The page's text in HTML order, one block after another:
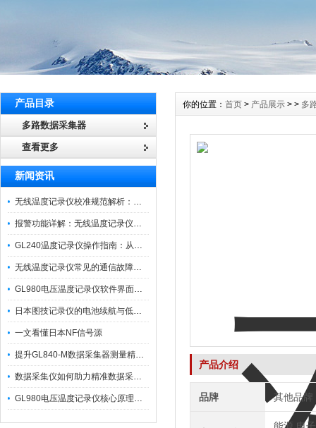
产品目录
多路数据采集器
查看更多
新闻资讯
无线温度记录仪校准规范解析：从多点比对到不确定度评定的实操流程
报警功能详解：无线温度记录仪的阈值设定与通知机制
GL240温度记录仪操作指南：从开箱、接线到数据导出的标准化流程
无线温度记录仪常见的通信故障诊断与排除指南
GL980电压温度记录仪软件界面功能与使用技巧
日本图技记录仪的电池续航与低功耗模式适用场景分析
一文看懂日本NF信号源
提升GL840-M数据采集器测量精度的操作秘籍
数据采集仪如何助力精准数据采集与分析？​
GL980电压温度记录仪核心原理及行业应用
你的位置： 首页 > 产品展示 > > 多
产品介绍
品牌 其他品牌